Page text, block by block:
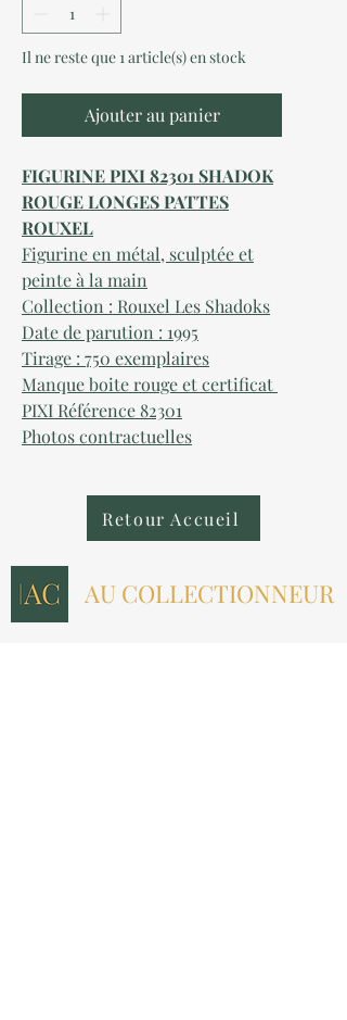
Il ne reste que 1 article(s) en stock
Ajouter au panier
FIGURINE PIXI 82301 SHADOK
ROUGE LONGES PATTES
ROUXEL
Figurine en métal, sculptée et
peinte à la main
Collection : Rouxel Les Shadoks
Date de parution : 1995
Tirage : 750 exemplaires
Manque boite rouge et certificat
PIXI Référence82301
Photos contractuelles
Retour Accueil
AU COLLECTIONNEUR